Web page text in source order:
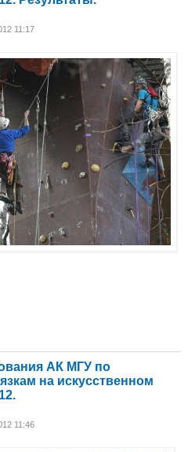
11:17
АК МГУ по
на искусственном
11:46